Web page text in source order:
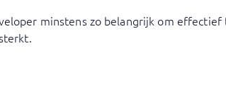
minstens zo belangrijk om